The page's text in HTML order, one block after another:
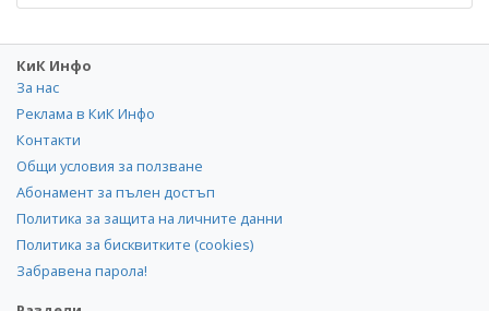
КиК Инфо
За нас
Реклама в КиК Инфо
Контакти
Общи условия за ползване
Абонамент за пълен достъп
Политика за защита на личните данни
Политика за бисквитките (cookies)
Забравена парола!